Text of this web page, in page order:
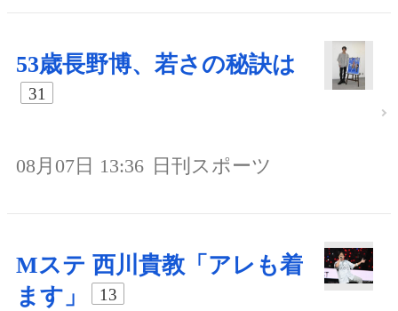
53歳長野博、若さの秘訣は
31
08月07日 13:36 日刊スポーツ
Mステ 西川貴教「アレも着
ます」
13